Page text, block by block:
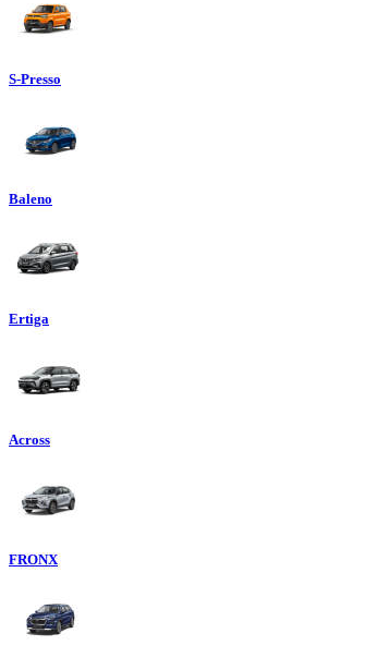
S-Presso
Baleno
Ertiga
Across
FRONX